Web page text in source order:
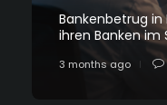
Bankenbetrug in
ihren Banken
3 months ago